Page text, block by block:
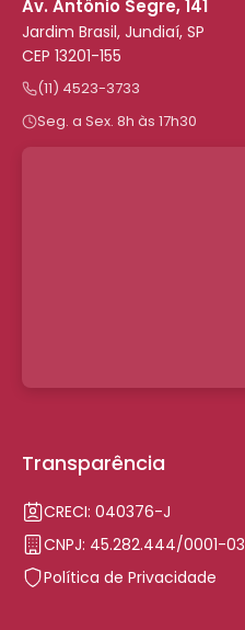
Av. Antônio Segre, 141
Jardim Brasil, Jundiaí, SP
CEP 13201-155
(11) 4523-3733
Seg. a Sex. 8h às 17h30
Transparência
CRECI: 040376-J
CNPJ: 45.282.444/0001-03
Política de Privacidade